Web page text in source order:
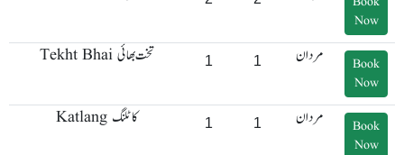
Now
Tekht Bhai تخت بھائی 1 1 مردان
Book
Now
Katlang کاٹلنگ 1 1 مردان
Book
Now